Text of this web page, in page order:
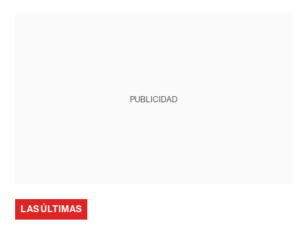
PUBLICIDAD
LAS ÚLTIMAS